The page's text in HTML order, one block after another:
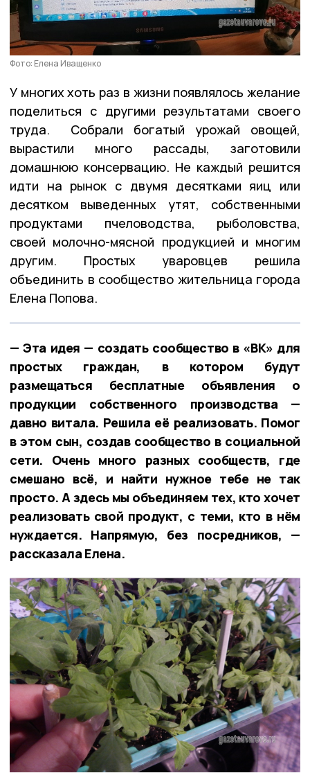
Фото: Елена Иващенко
У многих хоть раз в жизни появлялось желание
поделиться с другими результатами своего
труда. Собрали богатый урожай овощей,
вырастили много рассады, заготовили
домашнюю консервацию. Не каждый решится
идти на рынок с двумя десятками яиц или
десятком выведенных утят, собственными
продуктами пчеловодства, рыболовства,
своей молочно-мясной продукцией и многим
другим. Простых уваровцев решила
объединить в сообщество жительница города
Елена Попова.
— Эта идея — создать сообщество в «ВК» для
простых граждан, в котором будут
размещаться бесплатные объявления о
продукции собственного производства —
давно витала. Решила её реализовать. Помог
в этом сын, создав сообщество в социальной
сети. Очень много разных сообществ, где
смешано всё, и найти нужное тебе не так
просто. А здесь мы объединяем тех, кто хочет
реализовать свой продукт, с теми, кто в нём
нуждается. Напрямую, без посредников, —
рассказала Елена.